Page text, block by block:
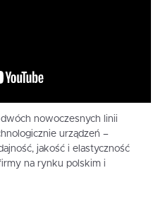
nowoczesnych linii
urządzeń –
jakość i elastyczność
na rynku polskim i